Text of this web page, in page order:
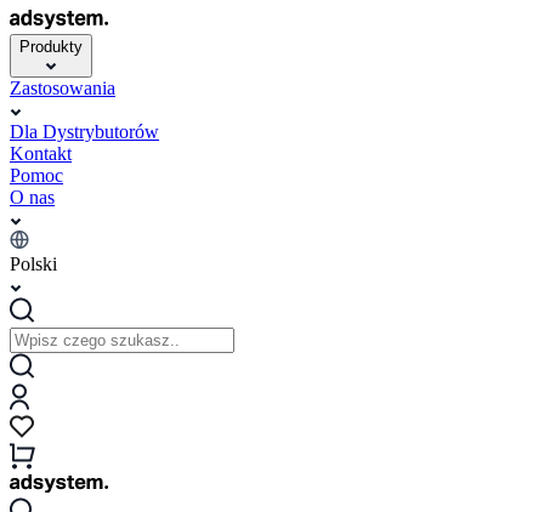
Produkty
Zastosowania
Dla Dystrybutorów
Kontakt
Pomoc
O nas
Polski